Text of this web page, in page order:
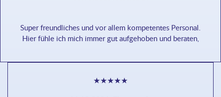
Super freundliches und vor allem kompetentes Personal.
Hier fühle ich mich immer gut aufgehoben und beraten,
★★★★★